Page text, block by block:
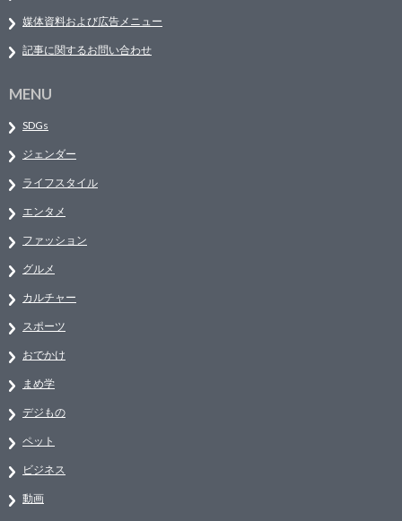
媒体資料および広告メニュー
記事に関するお問い合わせ
MENU
SDGs
ジェンダー
ライフスタイル
エンタメ
ファッション
グルメ
カルチャー
スポーツ
おでかけ
まめ学
デジもの
ペット
ビジネス
動画